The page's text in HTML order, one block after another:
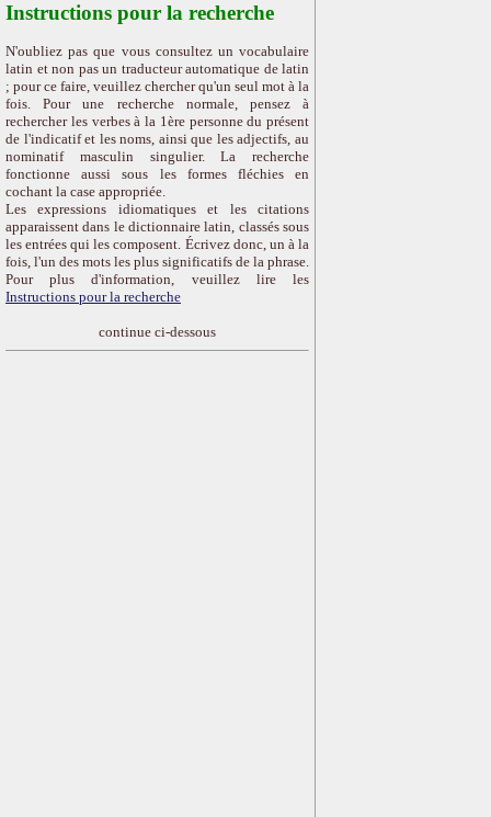
Instructions pour la recherche
N'oubliez pas que vous consultez un vocabulaire
latin et non pas un traducteur automatique de latin
; pour ce faire, veuillez chercher qu'un seul mot à la
fois. Pour une recherche normale, pensez à
rechercher les verbes à la 1ère personne du présent
de l'indicatif et les noms, ainsi que les adjectifs, au
nominatif masculin singulier. La recherche
fonctionne aussi sous les formes fléchies en
cochant la case appropriée.
Les expressions idiomatiques et les citations
apparaissent dans le dictionnaire latin, classés sous
les entrées qui les composent. Écrivez donc, un à la
fois, l'un des mots les plus significatifs de la phrase.
Pour plus d'information, veuillez lire les
Instructions pour la recherche
continue ci-dessous